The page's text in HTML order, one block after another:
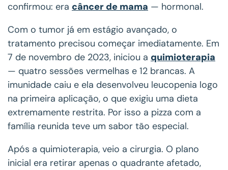
confirmou: era câncer de mama — hormonal.
Com o tumor já em estágio avançado, o
tratamento precisou começar imediatamente. Em
7 de novembro de 2023, iniciou a quimioterapia
— quatro sessões vermelhas e 12 brancas. A
imunidade caiu e ela desenvolveu leucopenia logo
na primeira aplicação, o que exigiu uma dieta
extremamente restrita. Por isso a pizza com a
família reunida teve um sabor tão especial.
Após a quimioterapia, veio a cirurgia. O plano
inicial era retirar apenas o quadrante afetado,